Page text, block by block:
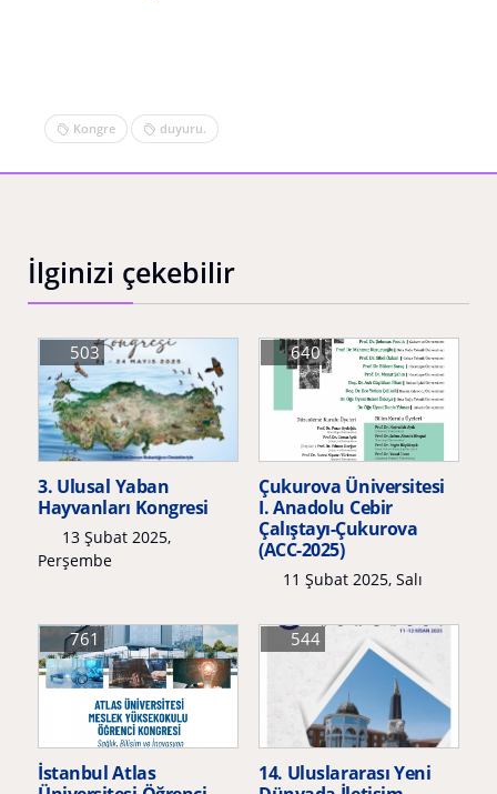
Kongre duyuru.
İlginizi çekebilir
3. Ulusal Yaban
Hayvanları Kongresi
13 Şubat 2025,
Perşembe
503
Çukurova Üniversitesi
I. Anadolu Cebir
Çalıştayı-Çukurova
(ACC-2025)
11 Şubat 2025, Salı
640
İstanbul Atlas
761
14. Uluslararası Yeni
544